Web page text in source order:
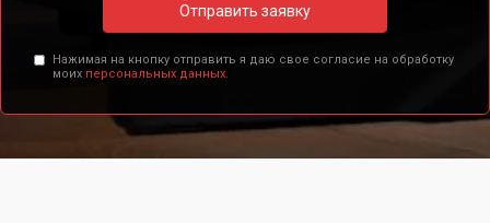
Отправить заявку
Нажимая на кнопку отправить я даю свое согласие на обработку
моих персональных данных.